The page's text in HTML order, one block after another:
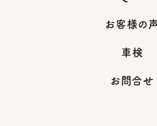
お客様の
車検
お問合せ